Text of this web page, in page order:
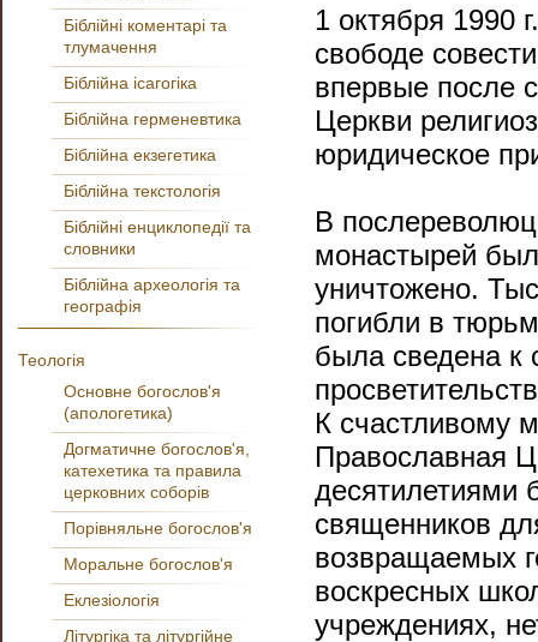
1 октября 1990
свободе
впервые после
Церкви
юридическое
В
монастырей
уничтожено.
погибли в
была сведена к
К счастливому
Православная
десятилетиями
священников
возвращаемых
воскресных
учреждениях,
Біблійні коментарі та
тлумачення
Біблійна ісагогіка
Біблійна герменевтика
Біблійна екзегетика
Біблійна текстологія
Біблійні енциклопедії та
словники
Біблійна археологія та
географія
Теологія
Основне богослов'я
(апологетика)
Догматичне богослов'я,
катехетика та правила
церковних соборів
Порівняльне богослов'я
Моральне богослов'я
Еклезіологія
Літургіка та літургійне